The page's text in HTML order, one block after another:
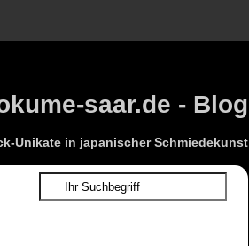
saar.de - Blog
Unikate in japanischer Schmiedekunst